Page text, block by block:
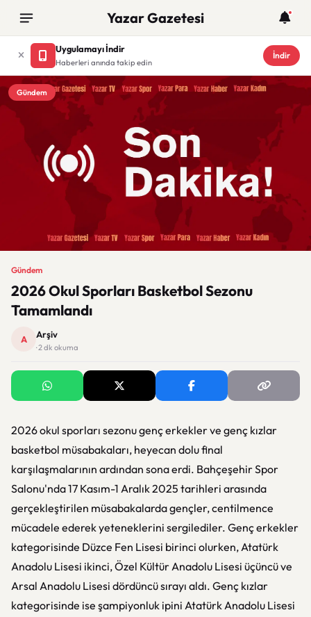
Yazar Gazetesi
Uygulamayı İndir
Haberleri anında takip edin
İndir
Gündem
Gündem
2026 Okul Sporları Basketbol Sezonu
Tamamlandı
A Arşiv
· 2 dk okuma
2026 okul sporları sezonu genç erkekler ve genç kızlar
basketbol müsabakaları, heyecan dolu final
karşılaşmalarının ardından sona erdi. Bahçeşehir Spor
Salonu'nda 17 Kasım-1 Aralık 2025 tarihleri arasında
gerçekleştirilen müsabakalarda gençler, centilmence
mücadele ederek yeteneklerini sergilediler. Genç erkekler
kategorisinde Düzce Fen Lisesi birinci olurken, Atatürk
Anadolu Lisesi ikinci, Özel Kültür Anadolu Lisesi üçüncü ve
Arsal Anadolu Lisesi dördüncü sırayı aldı. Genç kızlar
kategorisinde ise şampiyonluk ipini Atatürk Anadolu Lisesi